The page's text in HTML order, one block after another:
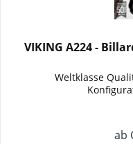
VIKING A224 -
Weltklasse
ab